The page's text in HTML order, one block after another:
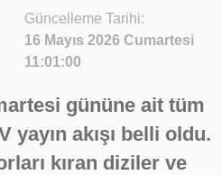
Güncelleme Tarihi:
16 Mayıs 2026 Cumartesi
11:01:00
gününe ait tüm
yayın akışı belli oldu.
kıran diziler ve